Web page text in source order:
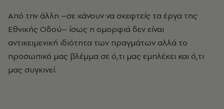
Από την άλλη –σε κάνουν να σκεφτείς τα έργα της
Εθνικής Οδού– ίσως η οµορφιά δεν είναι
αντικειμενική ιδιότητα των πραγµάτων αλλά το
προσωπικό µας βλέµµα σε ό,τι µας εµπλέκει και ό,τι
µας συγκινεί.